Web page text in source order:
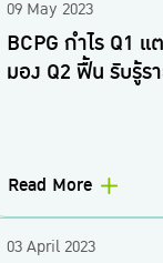
09 May 2023
BCPG กำไร Q1
มอง Q2 ฟื้น รับรู้ร
Read More
03 April 2023